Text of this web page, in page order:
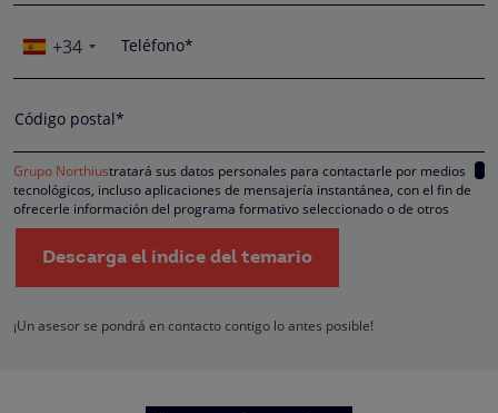
+34 Teléfono*
Código postal*
Grupo Northiustratará sus datos personales para contactarle por medios
tecnológicos, incluso aplicaciones de mensajería instantánea, con el fin de
ofrecerle información del programa formativo seleccionado o de otros
directamente relacionados con el interés manifestado y, en su caso, para
tramitar la contratación correspondiente. Compartiremos su solicitud con las
empresas que conforman elGrupo Northius, con el objeto de que estas
hacerle llegar la mejor oferta de productos y servicios de acuerdo a su
oposición, limitación, tal y como se explica en laPolítica de Privacidad
Descarga el índice del temario
¡Un asesor se pondrá en contacto contigo lo antes posible!